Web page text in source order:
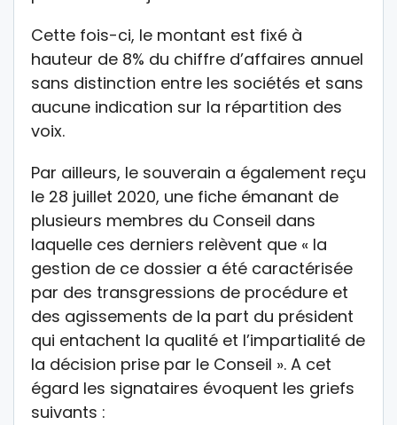
Cette fois-ci, le montant est fixé à
hauteur de 8% du chiffre d’affaires annuel
sans distinction entre les sociétés et sans
aucune indication sur la répartition des
voix.
Par ailleurs, le souverain a également reçu
le 28 juillet 2020, une fiche émanant de
plusieurs membres du Conseil dans
laquelle ces derniers relèvent que « la
gestion de ce dossier a été caractérisée
par des transgressions de procédure et
des agissements de la part du président
qui entachent la qualité et l’impartialité de
la décision prise par le Conseil ». A cet
égard les signataires évoquent les griefs
suivants :